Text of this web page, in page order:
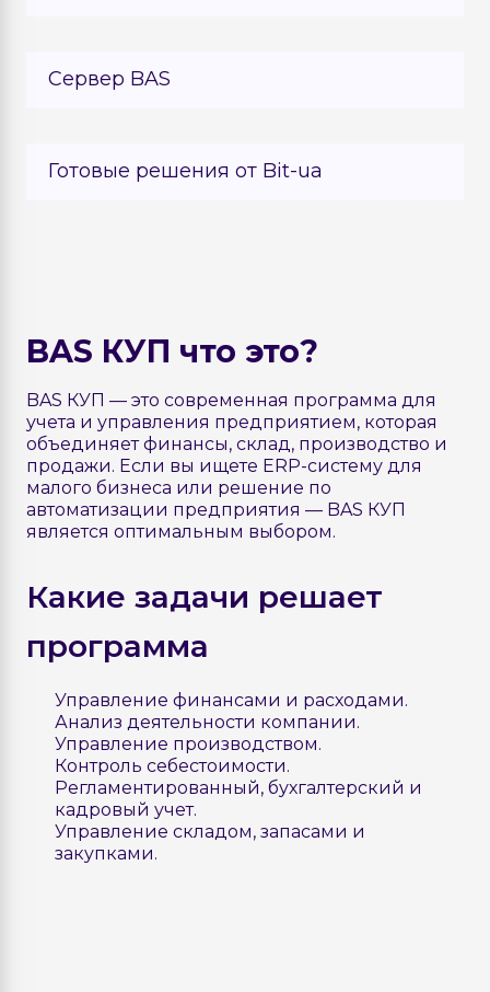
6 000 грн.
21 000 грн.
Заказать
74 100 грн.
Заказать
Дополнительные 50 рабочих мест
180 000 грн.
Заказать
Сервер BAS
18 000 грн.
74 400 грн.
Заказать
Готовые решения от Bit-ua
19 500 грн.
Заказать
BAS КУП что это?
BAS КУП — это современная программа для
учета и управления предприятием, которая
объединяет финансы, склад, производство и
продажи. Если вы ищете ERP-систему для
малого бизнеса или решение по
автоматизации предприятия — BAS КУП
является оптимальным выбором.
Какие задачи решает
программа
Управление финансами и расходами.
Анализ деятельности компании.
Управление производством.
Контроль себестоимости.
Регламентированный, бухгалтерский и
кадровый учет.
Управление складом, запасами и
закупками.